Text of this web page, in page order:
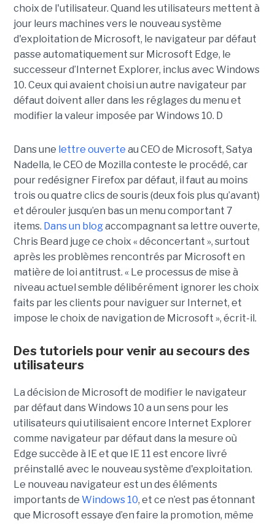
choix de l'utilisateur. Quand les utilisateurs mettent à
jour leurs machines vers le nouveau système
d'exploitation de Microsoft, le navigateur par défaut
passe automatiquement sur Microsoft Edge, le
successeur d’Internet Explorer, inclus avec Windows
10. Ceux qui avaient choisi un autre navigateur par
défaut doivent aller dans les réglages du menu et
modifier la valeur imposée par Windows 10. D
Dans une lettre ouverte au CEO de Microsoft, Satya
Nadella, le CEO de Mozilla conteste le procédé, car
pour redésigner Firefox par défaut, il faut au moins
trois ou quatre clics de souris (deux fois plus qu’avant)
et dérouler jusqu’en bas un menu comportant 7
items. Dans un blogaccompagnant sa lettre ouverte,
Chris Beard juge ce choix « déconcertant », surtout
après les problèmes rencontrés par Microsoft en
matière de loi antitrust. « Le processus de mise à
niveau actuel semble délibérément ignorer les choix
faits par les clients pour naviguer sur Internet, et
impose le choix de navigation de Microsoft », écrit-il.
Des tutoriels pour venir au secours des
utilisateurs
La décision de Microsoft de modifier le navigateur
par défaut dans Windows 10 a un sens pour les
utilisateurs qui utilisaient encore Internet Explorer
comme navigateur par défaut dans la mesure où
Edge succède à IE et que IE 11 est encore livré
préinstallé avec le nouveau système d'exploitation.
Le nouveau navigateur est un des éléments
importants de Windows 10, et ce n’est pas étonnant
que Microsoft essaye d’en faire la promotion, même